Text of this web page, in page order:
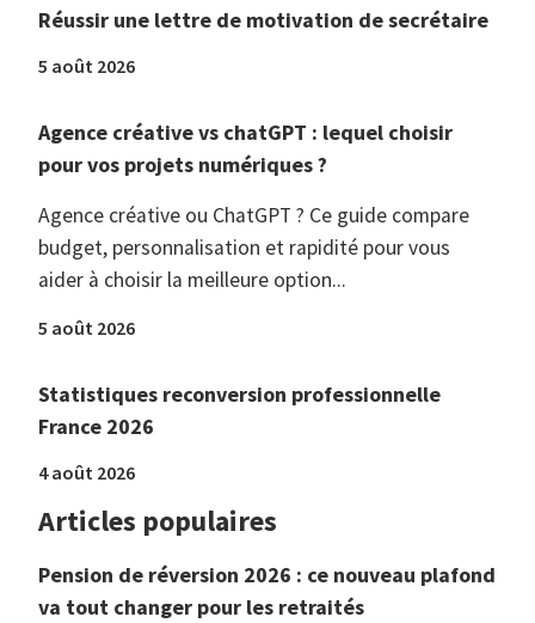
Réussir une lettre de motivation de secrétaire
5 août 2026
Agence créative vs chatGPT : lequel choisir
pour vos projets numériques ?
Agence créative ou ChatGPT ? Ce guide compare
budget, personnalisation et rapidité pour vous
aider à choisir la meilleure option...
5 août 2026
Statistiques reconversion professionnelle
France 2026
4 août 2026
Articles populaires
Pension de réversion 2026 : ce nouveau plafond
va tout changer pour les retraités